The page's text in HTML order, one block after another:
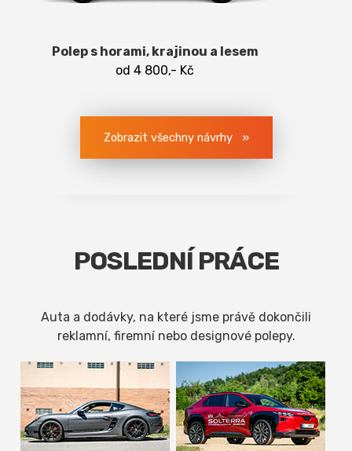
Polep s horami, krajinou a lesem
od 4 800,- Kč
Zobrazit všechny návrhy
POSLEDNÍ PRÁCE
Auta a dodávky, na které jsme právě dokončili
reklamní, firemní nebo designové polepy.